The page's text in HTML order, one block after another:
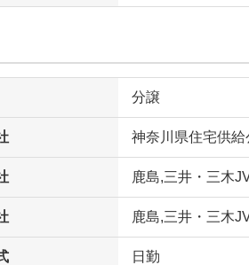
分譲
神奈川県住宅供給
鹿島,三井・三木
鹿島,三井・三木
日勤